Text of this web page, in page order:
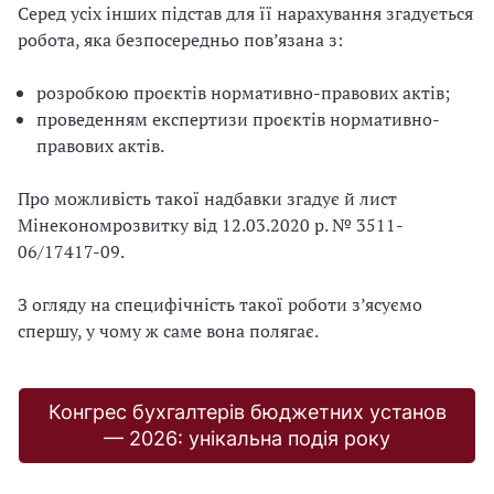
Серед усіх інших підстав для її нарахування згадується
робота, яка безпосередньо пов’язана з:
розробкою проєктів нормативно-правових актів;
проведенням експертизи проєктів нормативно-
правових актів.
Про можливість такої надбавки згадує й лист
Мінекономрозвитку від 12.03.2020 р. № 3511-
06/17417-09.
З огляду на специфічність такої роботи з’ясуємо
спершу, у чому ж саме вона полягає.
Конгрес бухгалтерів бюджетних установ
— 2026: унікальна подія року